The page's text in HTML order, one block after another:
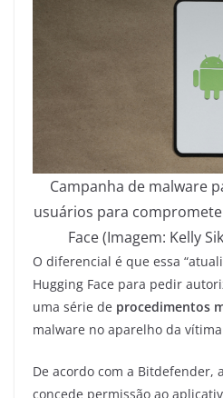
Campanha de malware
usuários para
Face (Imagem: Kelly
O diferencial é que essa
Hugging Face para pedir
uma série de procedimentos
malware no aparelho da
De acordo com a Bitdefender,
concede permissão ao